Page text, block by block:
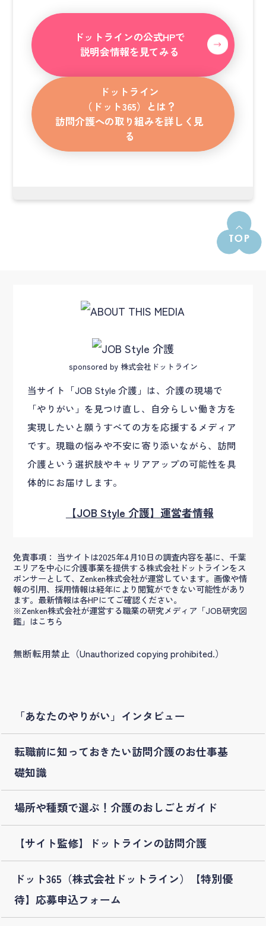
ドットラインの公式HPで
説明会情報を見てみる
ドットライン
（ドット365）とは？
訪問介護への取り組みを詳しく見
る
sponsored by 株式会社ドットライン
当サイト「JOB Style 介護」は、介護の現場で
「やりがい」を見つけ直し、自分らしい働き方を
実現したいと願うすべての方を応援するメディア
です。現職の悩みや不安に寄り添いながら、訪問
介護という選択肢やキャリアアップの可能性を具
体的にお届けします。
【JOB Style 介護】運営者情報
免責事項： 当サイトは2025年4月10日の調査内容を基に、千葉
エリアを中心に介護事業を提供する株式会社ドットラインをス
ポンサーとして、Zenken株式会社が運営しています。画像や情
報の引用、採用情報は経年により閲覧ができない可能性があり
ます。最新情報は各HPにてご確認ください。
※Zenken株式会社が運営する職業の研究メディア「JOB研究図
鑑」はこちら
無断転用禁止（Unauthorized copying prohibited.）
「あなたのやりがい」インタビュー
転職前に知っておきたい訪問介護のお仕事基
礎知識
場所や種類で選ぶ！介護のおしごとガイド
【サイト監修】ドットラインの訪問介護
ドット365（株式会社ドットライン）【特別優
待】応募申込フォーム